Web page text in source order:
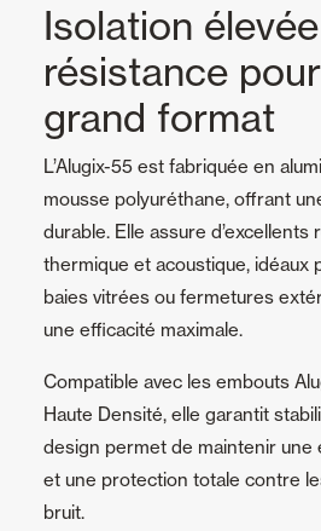
Isolation
résistance
grand format
L’Alugix-55 est fabriquée en
mousse polyuréthane, offrant
durable. Elle assure d’excellents
thermique et acoustique, idéaux
baies vitrées ou fermetures
une efficacité maximale.
Compatible avec les embouts
Haute Densité, elle garantit
design permet de maintenir une
et une protection totale contre
bruit.